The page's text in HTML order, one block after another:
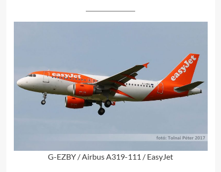
G-EZBY / Airbus A319-111 / EasyJet